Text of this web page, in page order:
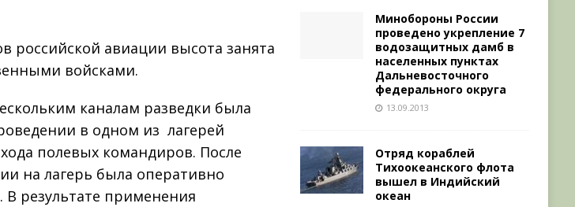
российской авиации высота занята
войсками.
каналам разведки была
в одном из лагерей
полевых командиров. После
на лагерь была оперативно
В результате применения
Минобороны России
проведено укрепление 7
водозащитных дамб в
населенных пунктах
Дальневосточного
федерального округа
13.09.2013
Отряд кораблей
Тихоокеанского флота
вышел в Индийский
океан